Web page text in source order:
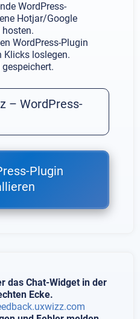
WordPress-
Hotjar/Google
WordPress-Plugin
Klicks loslegen.
– WordPress-
Plugin
das Chat-Widget in der
Ecke.